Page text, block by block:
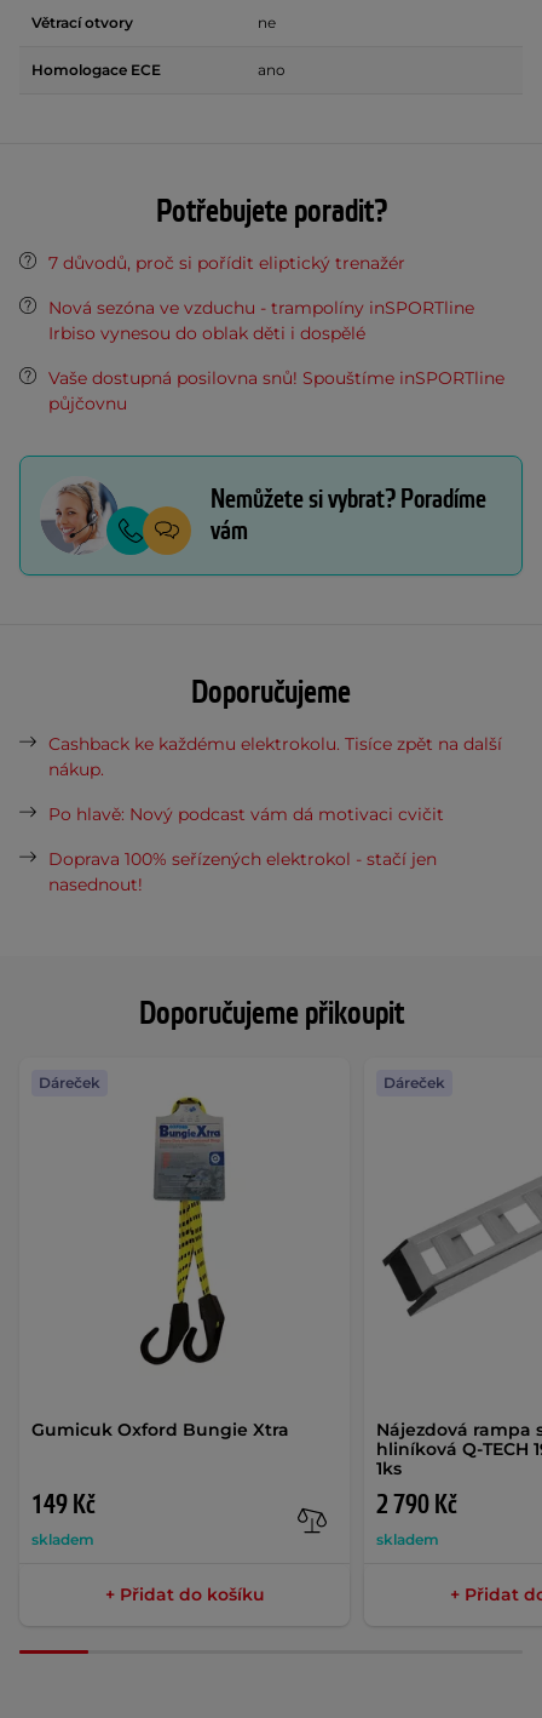
Doporučujeme přikoupit
Gumicuk Oxford Bungie Xtra
149 Kč
skladem
Dáreček
+ Přidat do košíku
Nájezdová rampa
hliníková Q-TECH
1ks
2 790 Kč
skladem
Dáreček
+ Přidat
Větrací otvory ne
Homologace ECE ano
Potřebujete poradit?
7 důvodů, proč si pořídit eliptický trenažér
Nová sezóna ve vzduchu - trampolíny inSPORTline
Irbiso vynesou do oblak děti i dospělé
Vaše dostupná posilovna snů! Spouštíme inSPORTline
půjčovnu
Nemůžete si vybrat? Poradíme
vám
Doporučujeme
Cashback ke každému elektrokolu. Tisíce zpět na další
nákup.
Po hlavě: Nový podcast vám dá motivaci cvičit
Doprava 100% seřízených elektrokol - stačí jen
nasednout!